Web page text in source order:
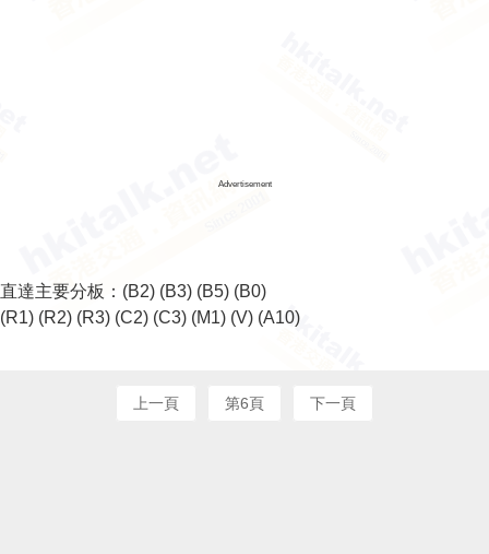
Advertisement
直達主要分板： (B2) (B3) (B5) (B0)
(R1) (R2) (R3) (C2) (C3) (M1) (V) (A10)
上一頁 第6頁 下一頁